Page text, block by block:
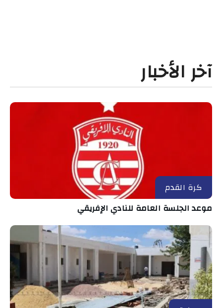
آخر الأخبار
كرة القدم
موعد الجلسة العامة للنادي الإفريقي